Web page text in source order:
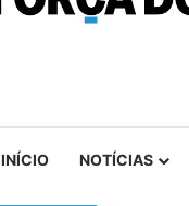
INÍCIO NOTÍCIAS